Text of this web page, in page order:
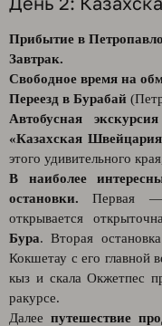
Прибытие в
Завтрак.
Свободное время на
Переезд в Бурабай
Автобусная
«Казахская
этого удивительного
В наиболее
остановки. Первая
открывается
Бура. Вторая
Кокшетау с его главной
кыз и скала Окжетпес
ракурсе.
Далеепутешествие